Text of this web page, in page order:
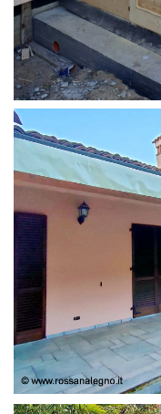
STRUTTURA
COPERTURA